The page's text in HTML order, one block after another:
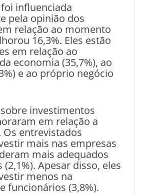
influenciada
pela opinião dos
relação ao momento
16,3%. Eles estão
em relação ao
economia (35,7%), ao
e ao próprio negócio
investimentos
em relação a
Os entrevistados
mais nas empresas
mais adequados
Apesar disso, eles
menos na
funcionários (3,8%).